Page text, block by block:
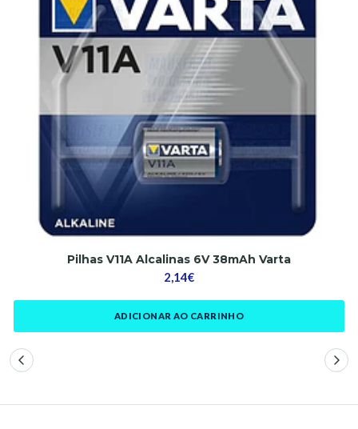
Pilhas V11A Alcalinas 6V 38mAh Varta
2,14€
ADICIONAR AO CARRINHO